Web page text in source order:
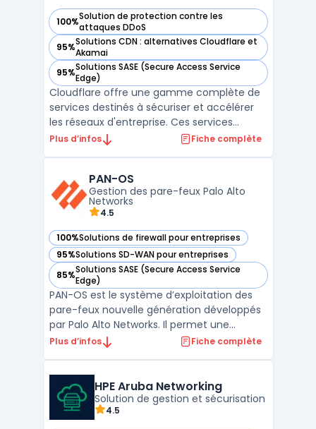
100%Solution de protection contre les
attaques DDoS
— voir Cloudflare Network Services dans cette catégorie
95%Solutions CDN : alternatives Cloudflare et
Akamai
— voir Cloudflare Network Services dans cette catégorie
95%Solutions SASE (Secure Access Service
Edge)
— voir Cloudflare Network Services dans cette catégorie
Cloudflare offre une gamme complète de
services destinés à sécuriser et accélérer
les réseaux d'entreprise. Ces services
combinent sécurité, performances et
réseaux. En complément, Cloudflare
propose des modules additi ...
Plus d’infos Fiche complète
PAN-OS
Gestion des pare-feux Palo Alto
Networks
4.5
100%Solutions de firewall pour entreprises
— voir PAN-OS dans cette catégorie
95%Solutions SD-WAN pour entreprises
— voir PAN-OS dans cette catégorie
85%Solutions SASE (Secure Access Service
Edge)
— voir PAN-OS dans cette catégorie
PAN-OS est le système d’exploitation des
pare-feux nouvelle génération développés
par Palo Alto Networks. Il permet une
gestion avancée de la sécurité réseau en
assurent un contrôle précis des
applications, des u ...
Plus d’infos Fiche complète
HPE Aruba Networking
Solution de gestion et sécurisation
4.5